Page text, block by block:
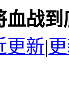
血战
更新|